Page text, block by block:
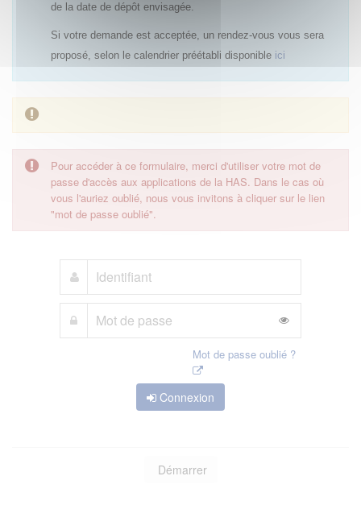
de la date de dépôt envisagée.
Si votre demande est acceptée, un rendez-vous vous sera
proposé, selon le calendrier préétabli disponible ici
Pour accéder à ce formulaire, merci d'utiliser votre mot de
passe d'accès aux applications de la HAS. Dans le cas où
vous l'auriez oublié, nous vous invitons à cliquer sur le lien
"mot de passe oublié".
Mot de passe oublié ?
Connexion
Démarrer